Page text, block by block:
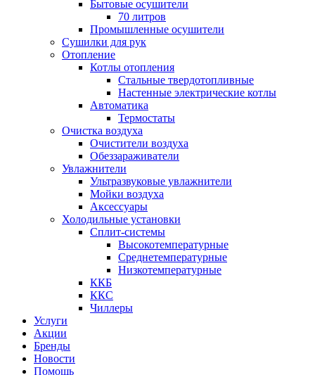
Бытовые осушители
70 литров
Промышленные осушители
Сушилки для рук
Отопление
Котлы отопления
Стальные твердотопливные
Настенные электрические котлы
Автоматика
Термостаты
Очистка воздуха
Очистители воздуха
Обеззараживатели
Увлажнители
Ультразвуковые увлажнители
Мойки воздуха
Аксессуары
Холодильные установки
Сплит-системы
Высокотемпературные
Среднетемпературные
Низкотемпературные
ККБ
ККС
Чиллеры
Услуги
Акции
Бренды
Новости
Помощь